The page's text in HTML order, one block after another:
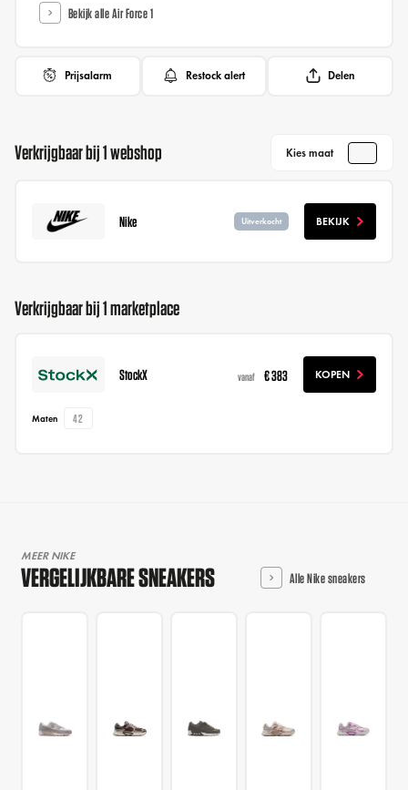
Bekijk alle Air Force 1
Prijsalarm Restock alert Delen
Verkrijgbaar bij 1 webshop Kies maat
Nike Uitverkocht BEKIJK
Verkrijgbaar bij 1 marketplace
StockX vanaf € 383 KOPEN
Maten 42
MEER NIKE
VERGELIJKBARE SNEAKERS Alle Nike sneakers